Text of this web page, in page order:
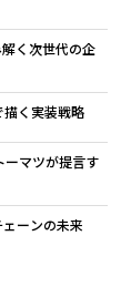
く次世代の企
描く実装戦略
ーマツが提言す
ーンの未来